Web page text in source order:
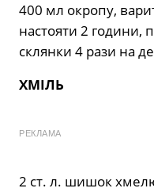
400 мл окропу,
настояти 2 години,
склянки 4 рази на
ХМІЛЬ
РЕКЛАМА
2 ст. л. шишок